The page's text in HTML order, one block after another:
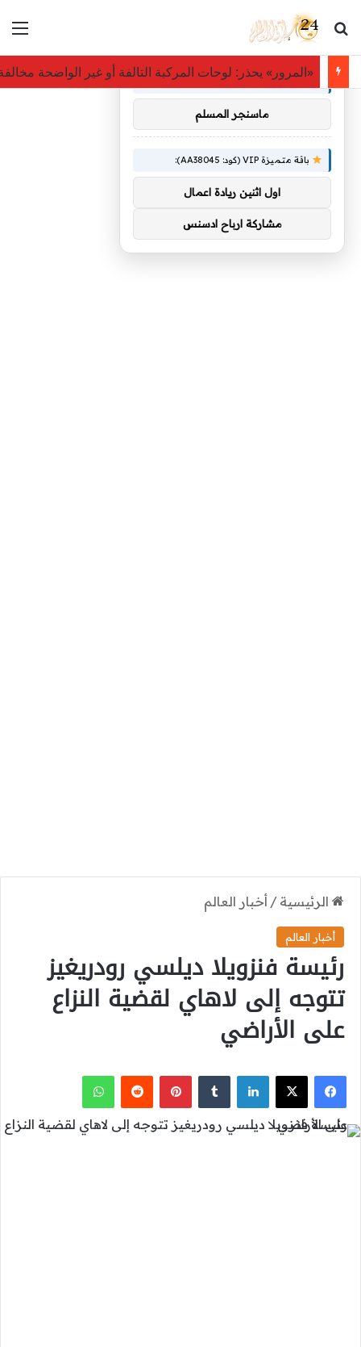
بحث عن
«المرور» يحذر: لوحات المركبة التالفة أو غير الواضحة مخالفة
الرئيسية / أخبار العالم
أخبار العالم
رئيسة فنزويلا ديلسي رودريغيز
تتوجه إلى لاهاي لقضية النزاع
على الأراضي
فيسبوك
‫X لينكدإن بينتيريست واتساب
توصيات :
باقة متميزة VIP (كود: AA26790):
ماسنجر المسلم
باقة متميزة VIP (كود: AA38045):
اول اثنين ريادة اعمال
مشاركة ارباح ادسنس